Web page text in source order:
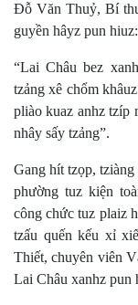
Đỗ Văn Thuỷ, Bí
guyền hâyz pun hiuz:
“Lai Châu bez
tzảng xê chổm
pliào kuaz anhz tzíp
nhây sấy tzảng”.
Gang hít tzọp,
phường tuz kiện
công chức tuz plaiz
tzấu quến kếu xỉ
Thiết, chuyên viên
Lai Châu xanhz pun